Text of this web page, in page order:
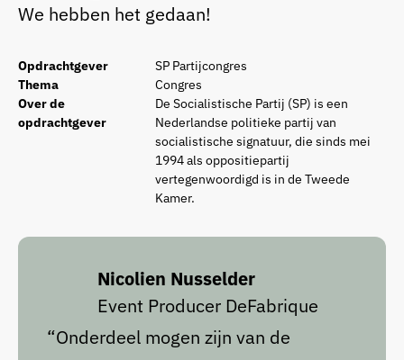
We hebben het gedaan!
Opdrachtgever
SP Partijcongres
Thema
Congres
Over de
opdrachtgever
De Socialistische Partij (SP) is een
Nederlandse politieke partij van
socialistische signatuur, die sinds mei
1994 als oppositiepartij
vertegenwoordigd is in de Tweede
Kamer.
Nicolien Nusselder
Event Producer DeFabrique
“Onderdeel mogen zijn van de